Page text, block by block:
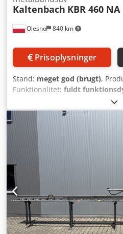
Olesno 840 km
Kaltenbach KBR 460 NA
Prisoplysninger
Stand: meget god (brugt),
Funktionalitet: fuldt
stål ved 90°:460 mm, samlet
højde: 2.570 mm , samlet
7.500 kg
skærediameter:
krævet bredde:
mm
, arbejdshøjde:
mm
, sektion længde (min.):
W
,
båndsavsbredde:54 mm,
mm, yderligere udstyrsfeatures:
bezstopniowo regulowana,
automatisk industriel båndsav